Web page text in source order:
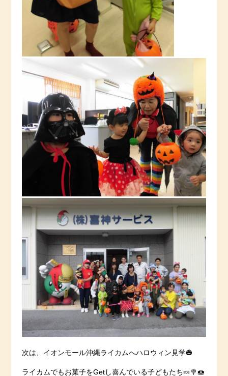
次は、イオンモール沖縄ライカムへハロウィン見学🎃
ライカムでもお菓子をGetし喜んでいる子どもたち🍬🍭🍩